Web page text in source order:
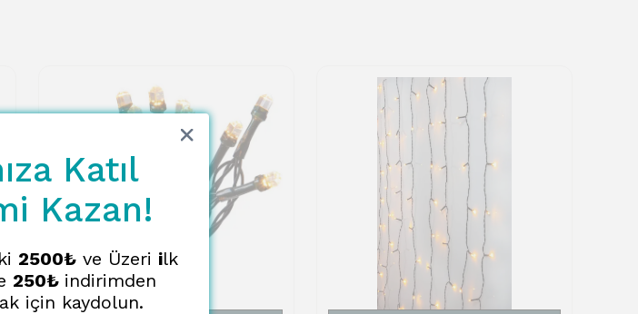
Katıl
Kazan!
2500₺ve Üzeri ilk
250₺ indirimden
için kaydolun.